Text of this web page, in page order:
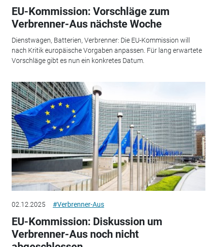
EU-Kommission: Vorschläge zum
Verbrenner-Aus nächste Woche
Dienstwagen, Batterien, Verbrenner: Die EU-Kommission will
nach Kritik europäische Vorgaben anpassen. Für lang erwartete
Vorschläge gibt es nun ein konkretes Datum.
02.12.2025 #Verbrenner-Aus
EU-Kommission: Diskussion um
Verbrenner-Aus noch nicht